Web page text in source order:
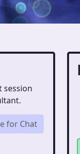
session
for Chat